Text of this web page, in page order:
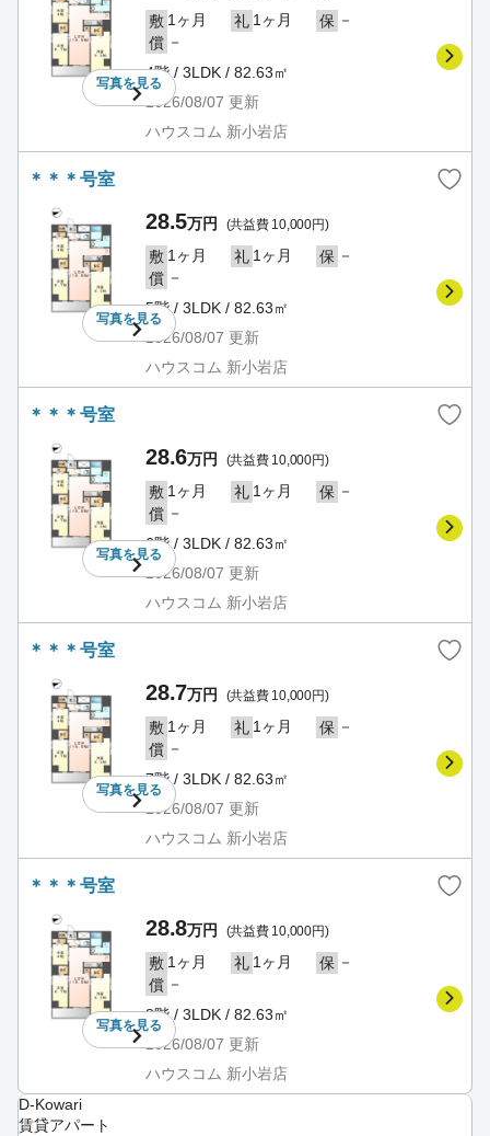
写真を見る
敷 1ヶ月 礼 1ヶ月 保 －
償 －
4階 / 3LDK / 82.63㎡
2026/08/07 更新
ハウスコム 新小岩店
＊＊＊号室
写真を見る
28.5万円 (共益費 10,000円)
敷 1ヶ月 礼 1ヶ月 保 －
償 －
5階 / 3LDK / 82.63㎡
2026/08/07 更新
ハウスコム 新小岩店
＊＊＊号室
写真を見る
28.6万円 (共益費 10,000円)
敷 1ヶ月 礼 1ヶ月 保 －
償 －
6階 / 3LDK / 82.63㎡
2026/08/07 更新
ハウスコム 新小岩店
＊＊＊号室
写真を見る
28.7万円 (共益費 10,000円)
敷 1ヶ月 礼 1ヶ月 保 －
償 －
7階 / 3LDK / 82.63㎡
2026/08/07 更新
ハウスコム 新小岩店
＊＊＊号室
写真を見る
28.8万円 (共益費 10,000円)
敷 1ヶ月 礼 1ヶ月 保 －
償 －
8階 / 3LDK / 82.63㎡
2026/08/07 更新
ハウスコム 新小岩店
D-Kowari
賃貸アパート